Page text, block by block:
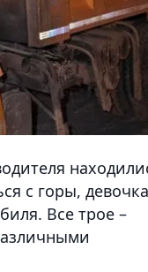
с горы, девочка
Все трое –